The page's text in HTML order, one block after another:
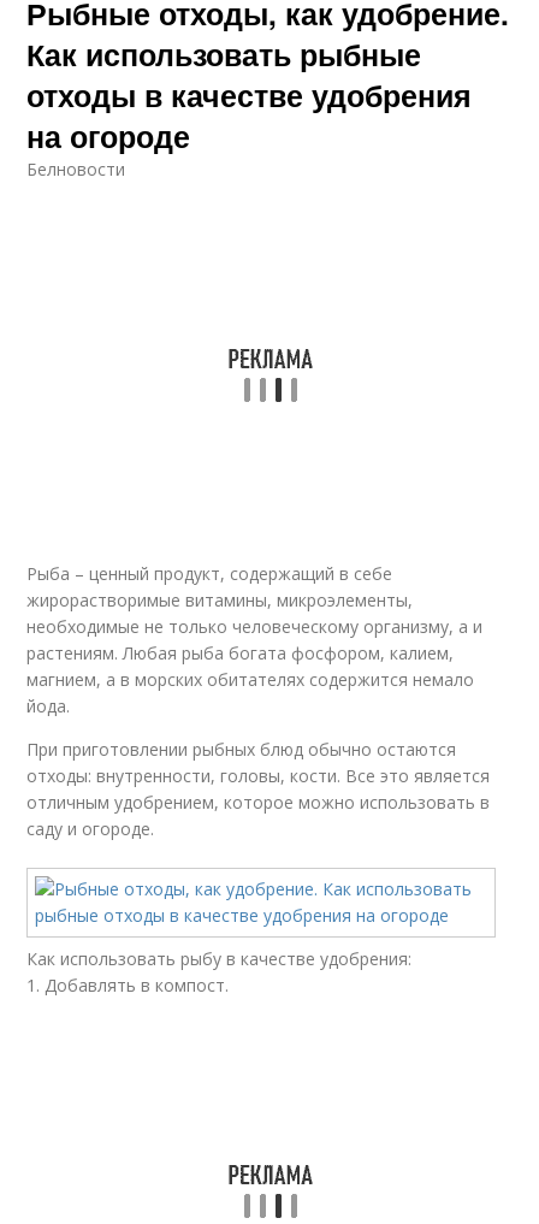
Удобрения для
растений
Удобрения для
огорода
Удобрение из рыбных
отходов
Рыбные отходы, как удобрение.
Как использовать рыбные
отходы в качестве удобрения
на огороде
Белновости
Рыба – ценный продукт, содержащий в себе
жирорастворимые витамины, микроэлементы,
необходимые не только человеческому организму, а и
растениям. Любая рыба богата фосфором, калием,
магнием, а в морских обитателях содержится немало
йода.
При приготовлении рыбных блюд обычно остаются
отходы: внутренности, головы, кости. Все это является
отличным удобрением, которое можно использовать в
саду и огороде.
Как использовать рыбу в качестве удобрения:
1. Добавлять в компост.